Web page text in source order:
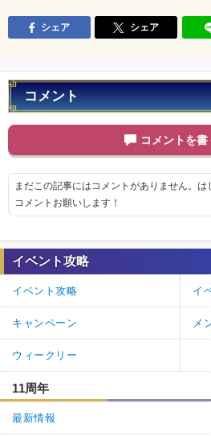
シェア シェア
コメント
コメントを書
まだこの記事にはコメントがありません。は
コメントお願いします！
イベント攻略
イベント攻略 イ
キャンペーン メ
ウィークリー
11周年
最新情報